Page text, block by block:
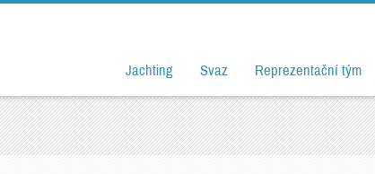
Jachting Svaz Reprezentační tým